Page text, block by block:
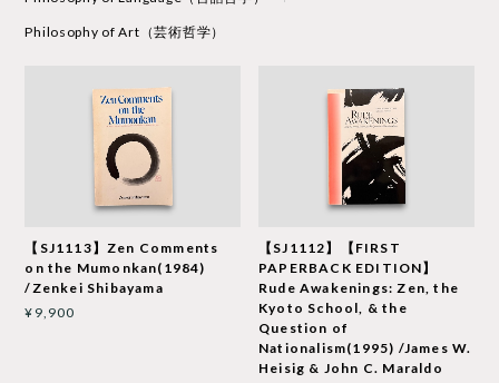
Philosophy of Art（芸術哲学）
【SJ1113】Zen Comments
on the Mumonkan(1984)
/Zenkei Shibayama
¥9,900
【SJ1112】【FIRST
PAPERBACK EDITION】
Rude Awakenings: Zen, the
Kyoto School, & the
Question of
Nationalism(1995) /James W.
Heisig & John C. Maraldo